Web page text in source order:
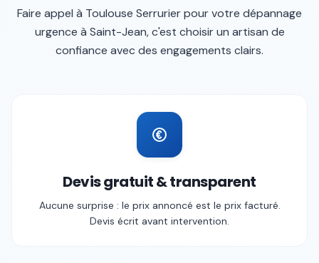
Faire appel à Toulouse Serrurierpour votre dépannage
urgence à Saint-Jean, c'est choisir un artisan de
confiance avec des engagements clairs.
Devis gratuit & transparent
Aucune surprise : le prix annoncé est le prix facturé.
Devis écrit avant intervention.